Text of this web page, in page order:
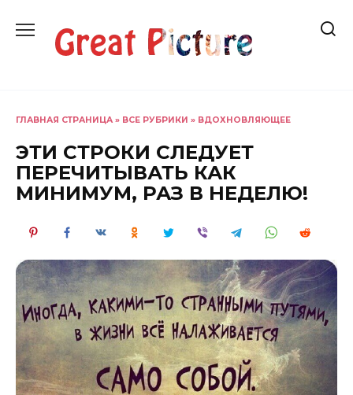
содержанию
ГЛАВНАЯ СТРАНИЦА » ВСЕ РУБРИКИ » ВДОХНОВЛЯЮЩЕЕ
ЭТИ СТРОКИ СЛЕДУЕТ
ПЕРЕЧИТЫВАТЬ КАК
МИНИМУМ, РАЗ В НЕДЕЛЮ!